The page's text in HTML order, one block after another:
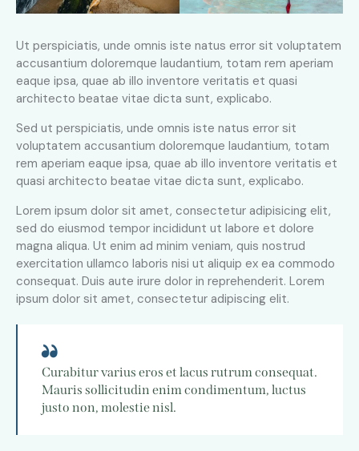
Ut perspiciatis, unde omnis iste natus error sit voluptatem
accusantium doloremque laudantium, totam rem aperiam
eaque ipsa, quae ab illo inventore veritatis et quasi
architecto beatae vitae dicta sunt, explicabo.
Sed ut perspiciatis, unde omnis iste natus error sit
voluptatem accusantium doloremque laudantium, totam
rem aperiam eaque ipsa, quae ab illo inventore veritatis et
quasi architecto beatae vitae dicta sunt, explicabo.
Lorem ipsum dolor sit amet, consectetur adipisicing elit,
sed do eiusmod tempor incididunt ut labore et dolore
magna aliqua. Ut enim ad minim veniam, quis nostrud
exercitation ullamco laboris nisi ut aliquip ex ea commodo
consequat. Duis aute irure dolor in reprehenderit. Lorem
ipsum dolor sit amet, consectetur adipiscing elit.
Curabitur varius eros et lacus rutrum consequat.
Mauris sollicitudin enim condimentum, luctus
justo non, molestie nisl.